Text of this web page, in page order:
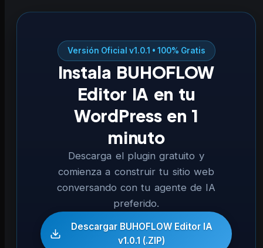
Versión Oficial v1.0.1 • 100% Gratis
Instala BUHOFLOW
Editor IA en tu
WordPress en 1
minuto
Descarga el plugin gratuito y
comienza a construir tu sitio web
conversando con tu agente de IA
preferido.
Descargar BUHOFLOW Editor IA
v1.0.1 (.ZIP)